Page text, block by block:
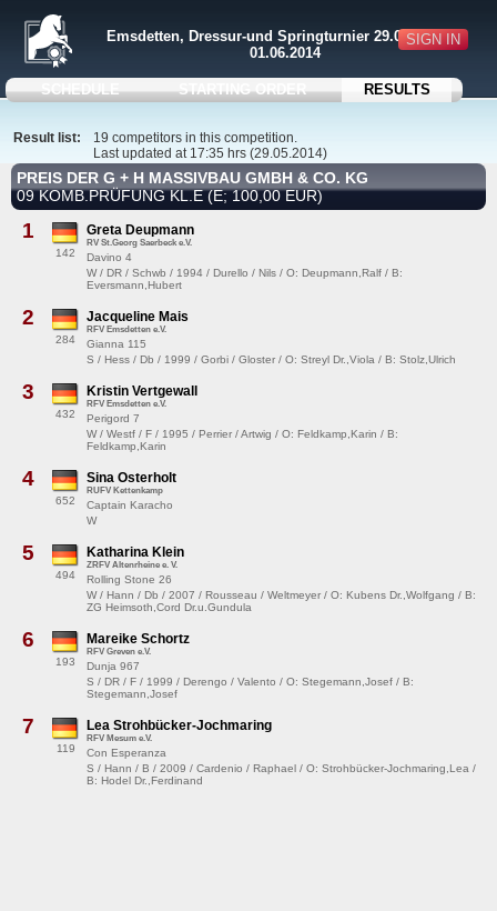
SIGN IN
Emsdetten, Dressur-und Springturnier 29.05 u. 31.5-
01.06.2014
SCHEDULE STARTING ORDER RESULTS
Result list:
19 competitors in this competition.
Last updated at 17:35 hrs (29.05.2014)
PREIS DER G + H MASSIVBAU GMBH & CO. KG
09 KOMB.PRÜFUNG KL.E (E; 100,00 EUR)
1
142
Greta Deupmann
RV St.Georg Saerbeck e.V.
Davino 4
W / DR / Schwb / 1994 / Durello / Nils / O: Deupmann,Ralf / B:
Eversmann,Hubert
2
284
Jacqueline Mais
RFV Emsdetten e.V.
Gianna 115
S / Hess / Db / 1999 / Gorbi / Gloster / O: Streyl Dr.,Viola / B: Stolz,Ulrich
3
432
Kristin Vertgewall
RFV Emsdetten e.V.
Perigord 7
W / Westf / F / 1995 / Perrier / Artwig / O: Feldkamp,Karin / B:
Feldkamp,Karin
4
652
Sina Osterholt
RUFV Kettenkamp
Captain Karacho
W
5
494
Katharina Klein
ZRFV Altenrheine e. V.
Rolling Stone 26
W / Hann / Db / 2007 / Rousseau / Weltmeyer / O: Kubens Dr.,Wolfgang / B:
ZG Heimsoth,Cord Dr.u.Gundula
6
193
Mareike Schortz
RFV Greven e.V.
Dunja 967
S / DR / F / 1999 / Derengo / Valento / O: Stegemann,Josef / B:
Stegemann,Josef
7
119
Lea Strohbücker-Jochmaring
RFV Mesum e.V.
Con Esperanza
S / Hann / B / 2009 / Cardenio / Raphael / O: Strohbücker-Jochmaring,Lea /
B: Hodel Dr.,Ferdinand